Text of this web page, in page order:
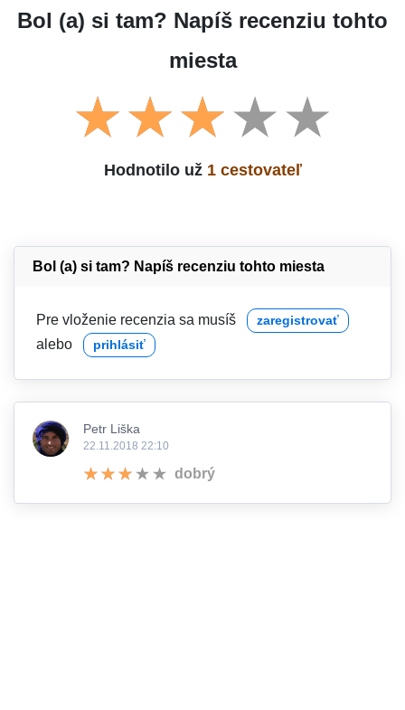
Bol (a) si tam? Napíš recenziu tohto
miesta
Hodnotilo už 1 cestovateľ
Bol (a) si tam? Napíš recenziu tohto miesta
Pre vloženie recenzia sa musíš zaregistrovať
alebo prihlásiť
Petr Liška
22.11.2018 22:10
dobrý